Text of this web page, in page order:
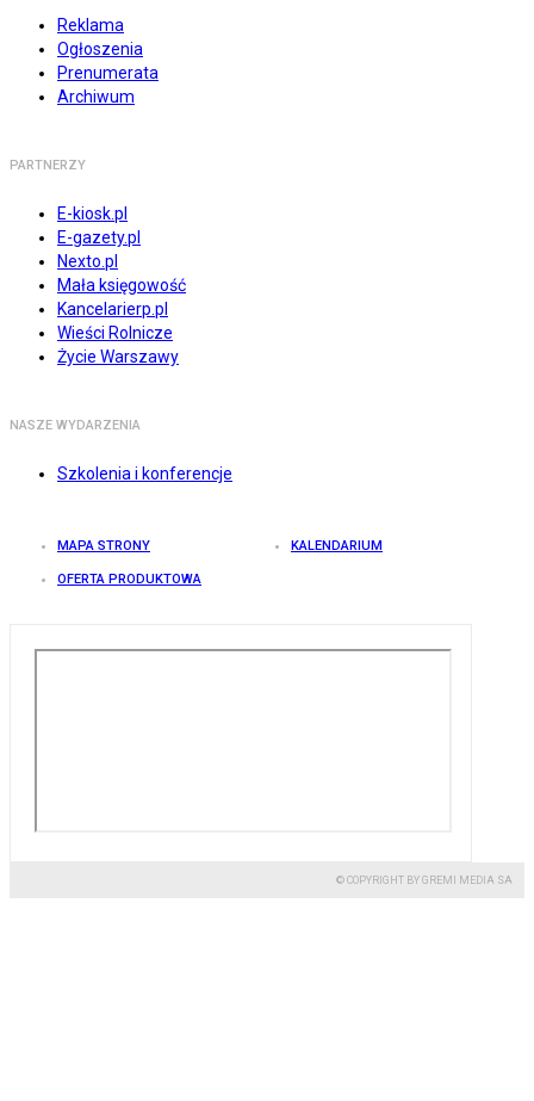
Reklama
Ogłoszenia
Prenumerata
Archiwum
PARTNERZY
E-kiosk.pl
E-gazety.pl
Nexto.pl
Mała księgowość
Kancelarierp.pl
Wieści Rolnicze
Życie Warszawy
NASZE WYDARZENIA
Szkolenia i konferencje
MAPA STRONY KALENDARIUM
OFERTA PRODUKTOWA
© COPYRIGHT BY GREMI MEDIA SA